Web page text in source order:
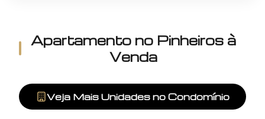
Apartamento no Pinheiros à
Venda
Veja Mais Unidades no Condomínio